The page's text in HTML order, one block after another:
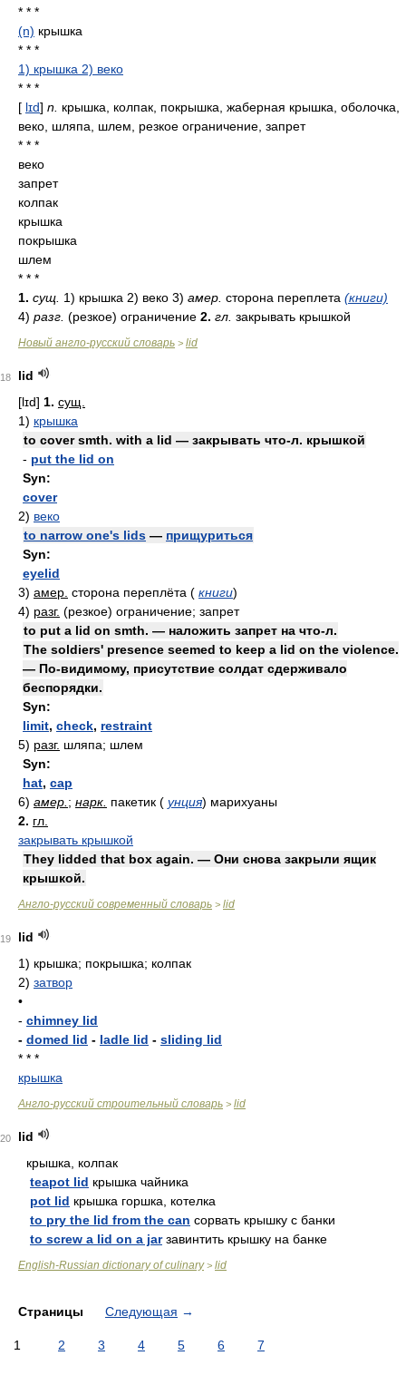
* * *
(n) крышка
* * *
1) крышка 2) веко
* * *
[ lɪd] n. крышка, колпак, покрышка, жаберная крышка, оболочка,
веко, шляпа, шлем, резкое ограничение, запрет
* * *
веко
запрет
колпак
крышка
покрышка
шлем
* * *
1. сущ. 1) крышка 2) веко 3) амер. сторона переплета (книги)
4) разг. (резкое) ограничение 2. гл. закрывать крышкой
Новый англо-русский словарь > lid
18
lid
[lɪd] 1. сущ.
1) крышка
to cover smth. with a lid — закрывать что-л. крышкой
- put the lid on
Syn:
cover
2) веко
to narrow one's lids — прищуриться
Syn:
eyelid
3) амер. сторона переплёта ( книги)
4) разг. (резкое) ограничение; запрет
to put a lid on smth. — наложить запрет на что-л.
The soldiers' presence seemed to keep a lid on the violence.
— По-видимому, присутствие солдат сдерживало
беспорядки.
Syn:
limit, check, restraint
5) разг. шляпа; шлем
Syn:
hat, cap
6) амер. ; нарк. пакетик ( унция) марихуаны
2. гл.
закрывать крышкой
They lidded that box again. — Они снова закрыли ящик
крышкой.
Англо-русский современный словарь > lid
19
lid
1) крышка; покрышка; колпак
2) затвор
•
- chimney lid
- domed lid - ladle lid - sliding lid
* * *
крышка
Англо-русский строительный словарь > lid
20
lid
крышка, колпак
teapot lid крышка чайника
pot lid крышка горшка, котелка
to pry the lid from the can сорвать крышку с банки
to screw a lid on a jarзавинтить крышку на банке
English-Russian dictionary of culinary> lid
Страницы Следующая →
1 2 3 4 5 6 7